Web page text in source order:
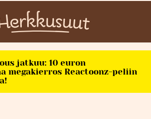
jatkuu: 10 euron
megakierros Reactoonz-peliin